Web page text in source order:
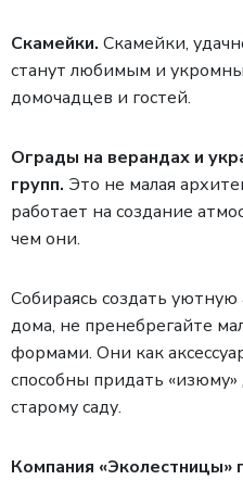
Скамейки. Скамейки,
станут любимым и
домочадцев и гостей.
Ограды на верандах и
групп. Это не малая
работает на создание
чем они.
Собираясь создать
дома, не пренебрегайте
формами. Они как
способны придать
старому саду.
Компания «Эколестницы»